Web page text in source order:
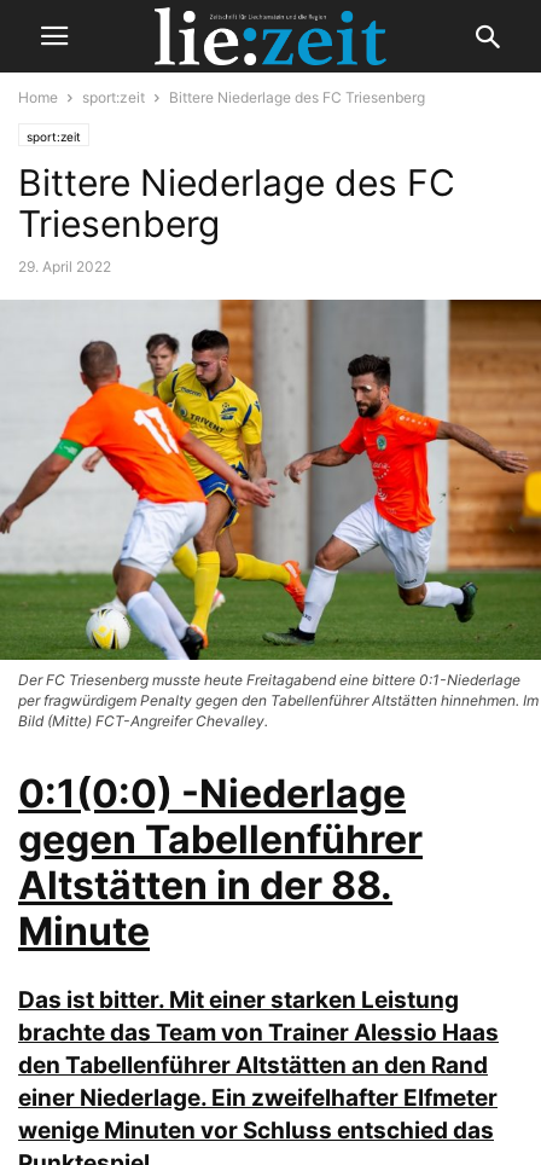
Home sport:zeit Bittere Niederlage des FC Triesenberg
sport:zeit
Bittere Niederlage des FC
Triesenberg
29. April 2022
Der FC Triesenberg musste heute Freitagabend eine bittere 0:1-Niederlage
per fragwürdigem Penalty gegen den Tabellenführer Altstätten hinnehmen. Im
Bild (Mitte) FCT-Angreifer Chevalley.
0:1(0:0) -Niederlage
gegen Tabellenführer
Altstätten in der 88.
Minute
Das ist bitter. Mit einer starken Leistung
brachte das Team von Trainer Alessio Haas
den Tabellenführer Altstätten an den Rand
einer Niederlage. Ein zweifelhafter Elfmeter
wenige Minuten vor Schluss entschied das